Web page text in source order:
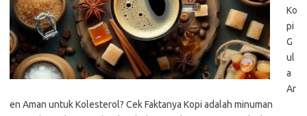
Ko
pi
G
ul
a
Ar
en Aman untuk Kolesterol? Cek Faktanya Kopi adalah minuman